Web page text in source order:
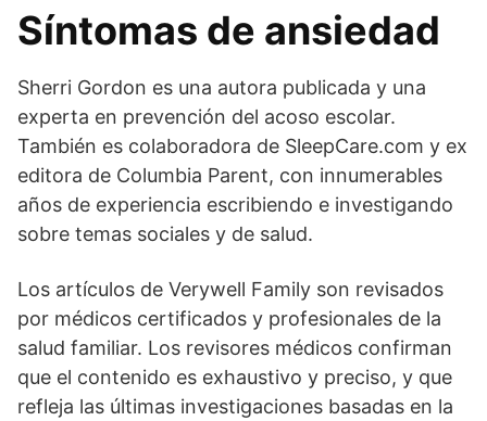
Síntomas de ansiedad
Sherri Gordon es una autora publicada y una
experta en prevención del acoso escolar.
También es colaboradora de SleepCare.com y ex
editora de Columbia Parent, con innumerables
años de experiencia escribiendo e investigando
sobre temas sociales y de salud.
Los artículos de Verywell Family son revisados
por médicos certificados y profesionales de la
salud familiar. Los revisores médicos confirman
que el contenido es exhaustivo y preciso, y que
refleja las últimas investigaciones basadas en la